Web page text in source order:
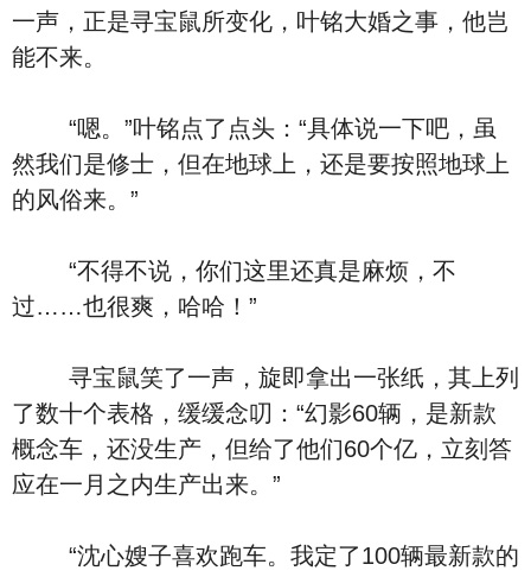
一声，正是寻宝鼠所变化，叶铭大婚之事，他岂
能不来。
“嗯。”叶铭点了点头：“具体说一下吧，虽
然我们是修士，但在地球上，还是要按照地球上
的风俗来。”
“不得不说，你们这里还真是麻烦，不
过……也很爽，哈哈！”
寻宝鼠笑了一声，旋即拿出一张纸，其上列
了数十个表格，缓缓念叨：“幻影60辆，是新款
概念车，还没生产，但给了他们60个亿，立刻答
应在一月之内生产出来。”
“沈心嫂子喜欢跑车。我定了100辆最新款的